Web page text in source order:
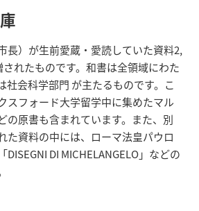
長）が生前愛蔵・愛読していた資料2,
れたものです。和書は全領域にわた
社会科学部門 が主たるものです。こ
スフォード大学留学中に集めたマル
の原書も含まれています。また、別
た資料の中には、ローマ法皇パウロ
DI MICHELANGELO」などの